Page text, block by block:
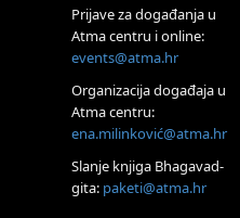
Alemka Dauskardt –
konstelacija
HOD PO ŽERAVICI –
SoulFest – Festival glazbe,
Radoboj
Noćna šumska kupka
Online
Prijave za događanja u
Atma centru i online:
events@atma.hr
Organizacija događaja u
Atma centru:
ena.milinković@atma.hr
Slanje knjiga Bhagavad-
gita: paketi@atma.hr